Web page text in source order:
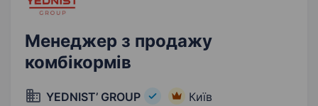
Менеджер з продажу
комбікормів
YEDNIST’ GROUP Київ